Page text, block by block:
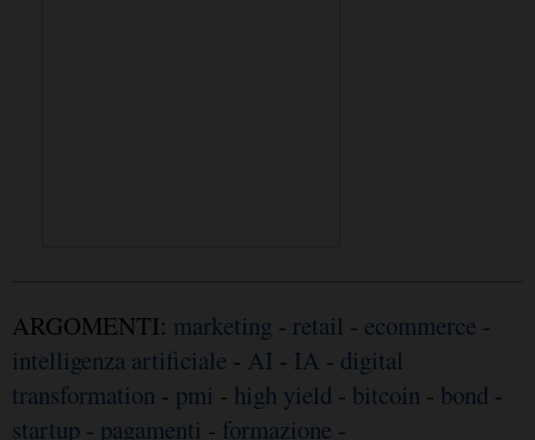
ARGOMENTI: marketing - retail - ecommerce -
intelligenza artificiale - AI - IA - digital
transformation - pmi - high yield - bitcoin - bond -
startup - pagamenti - formazione -